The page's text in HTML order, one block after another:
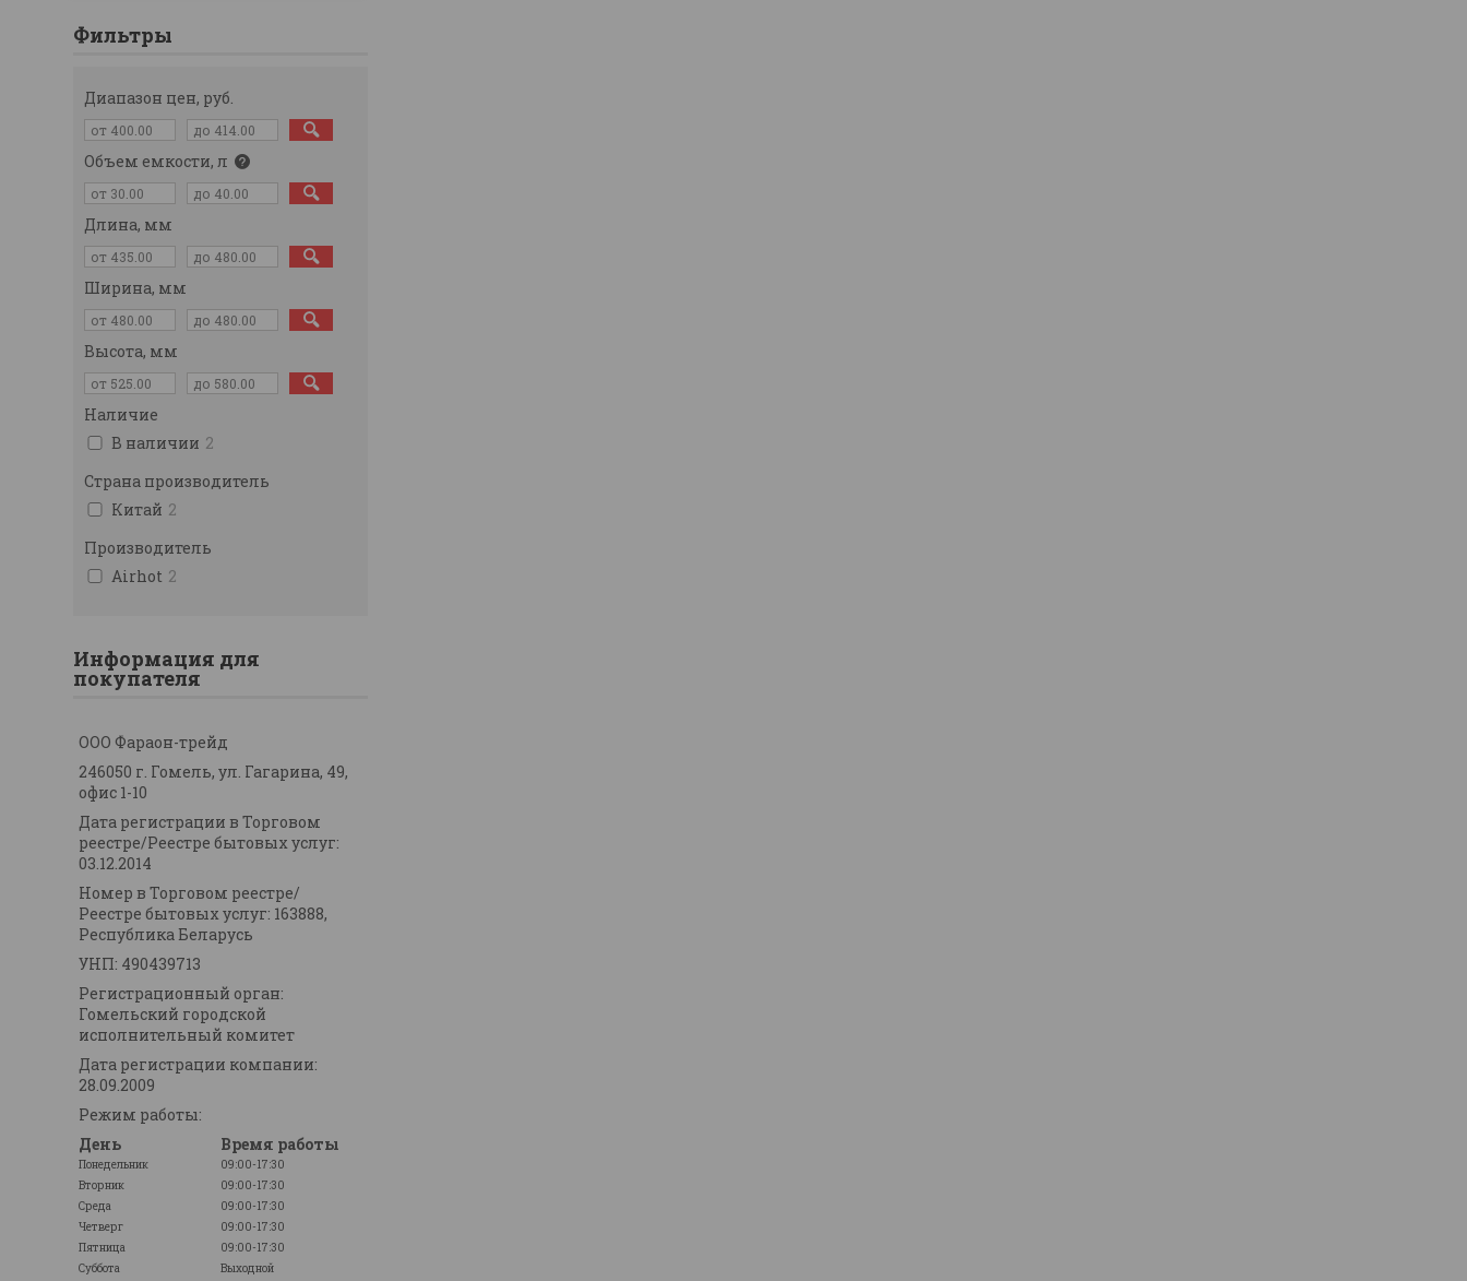
Фильтры
Диапазон цен, руб.
Объем емкости, л
Длина, мм
Ширина, мм
Высота, мм
Наличие
В наличии 2
Страна производитель
Китай 2
Производитель
Airhot 2
Информация для
покупателя
ООО Фараон-трейд
246050 г. Гомель, ул. Гагарина, 49,
офис 1-10
Дата регистрации в Торговом
реестре/Реестре бытовых услуг:
03.12.2014
Номер в Торговом реестре/
Реестре бытовых услуг: 163888,
Республика Беларусь
УНП: 490439713
Регистрационный орган:
Гомельский городской
исполнительный комитет
Дата регистрации компании:
28.09.2009
Режим работы:
День
Время работы
Понедельник
09:00-17:30
Вторник
09:00-17:30
Среда
09:00-17:30
Четверг
09:00-17:30
Пятница
09:00-17:30
Суббота
Выходной